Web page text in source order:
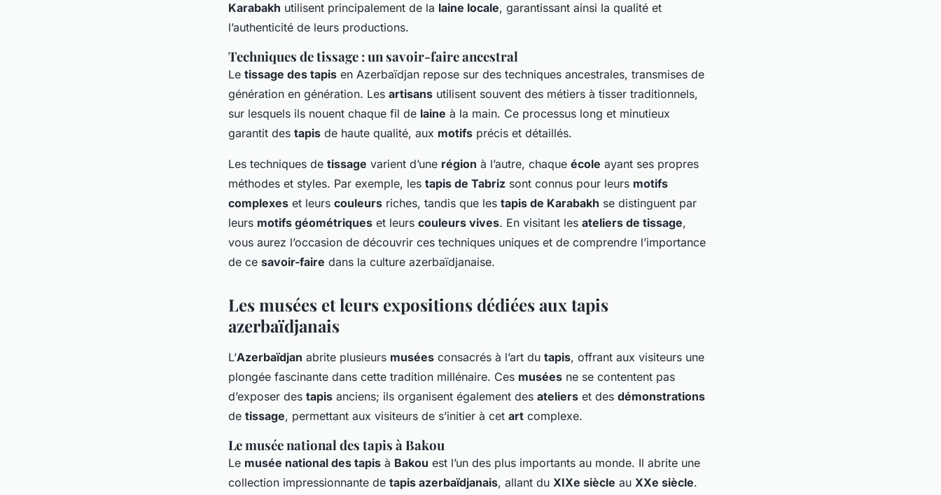
Karabakh utilisent principalement de la laine locale, garantissant ainsi la qualité et
l’authenticité de leurs productions.
Techniques de tissage : un savoir-faire ancestral
Le tissage des tapis en Azerbaïdjan repose sur des techniques ancestrales, transmises de
génération en génération. Les artisans utilisent souvent des métiers à tisser traditionnels,
sur lesquels ils nouent chaque fil de laine à la main. Ce processus long et minutieux
garantit des tapis de haute qualité, aux motifs précis et détaillés.
Les techniques de tissage varient d’une région à l’autre, chaque école ayant ses propres
méthodes et styles. Par exemple, les tapis de Tabriz sont connus pour leurs motifs
complexes et leurs couleurs riches, tandis que les tapis de Karabakh se distinguent par
leurs motifs géométriques et leurs couleurs vives. En visitant les ateliers de tissage,
vous aurez l’occasion de découvrir ces techniques uniques et de comprendre l’importance
de ce savoir-faire dans la culture azerbaïdjanaise.
Les musées et leurs expositions dédiées aux tapis
azerbaïdjanais
L’Azerbaïdjan abrite plusieurs musées consacrés à l’art du tapis, offrant aux visiteurs une
plongée fascinante dans cette tradition millénaire. Ces musées ne se contentent pas
d’exposer des tapis anciens; ils organisent également des ateliers et des démonstrations
de tissage, permettant aux visiteurs de s’initier à cet art complexe.
Le musée national des tapis à Bakou
Le musée national des tapis à Bakou est l’un des plus importants au monde. Il abrite une
collection impressionnante de tapis azerbaïdjanais, allant du XIXe siècle au XXe siècle.